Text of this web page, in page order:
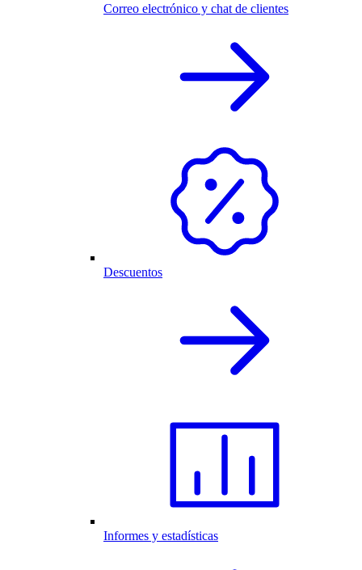
Correo electrónico y chat de clientes
Descuentos
Informes y estadísticas